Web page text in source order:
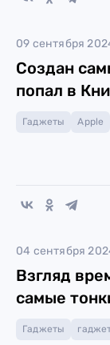
09 сентября
Создан
попал в
Гаджеты Apple
04 сентября
Взгляд
самые
Гаджеты